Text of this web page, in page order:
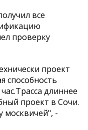
все
проверку
проект
способность
длиннее
проект в Сочи.
москвичей", -